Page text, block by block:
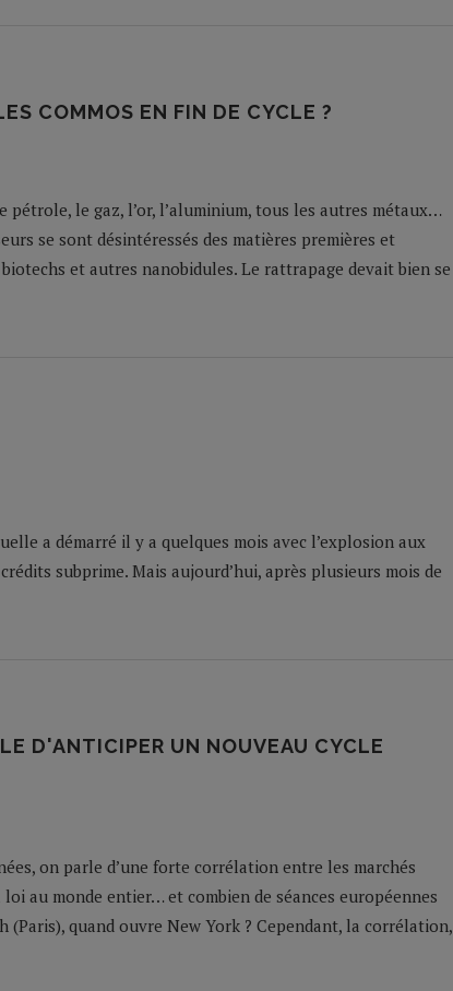
COMMOS EN FIN DE CYCLE ?
le gaz, l’or, l’aluminium, tous les autres métaux…
se sont désintéressés des matières premières et
et autres nanobidules. Le rattrapage devait bien se
a démarré il y a quelques mois avec l’explosion aux
subprime. Mais aujourd’hui, après plusieurs mois de
D'ANTICIPER UN NOUVEAU CYCLE
on parle d’une forte corrélation entre les marchés
au monde entier… et combien de séances européennes
quand ouvre New York ? Cependant, la corrélation,